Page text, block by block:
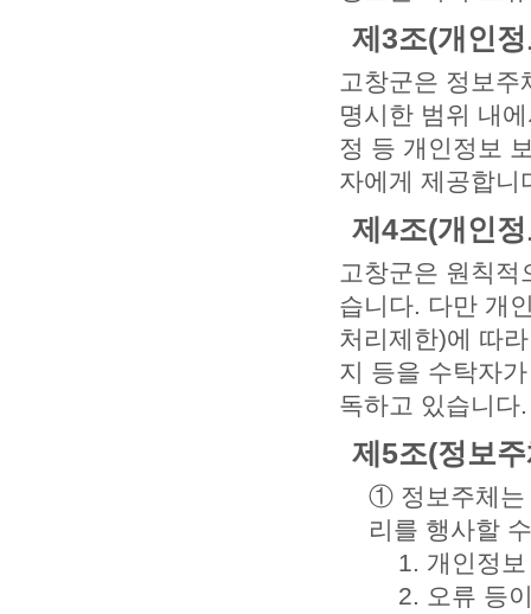
제3조(개인
고창군은 정보
명시한 범위 내
정 등 개인정보
자에게 제공합니
제4조(개인
고창군은 원칙
습니다. 다만 개
처리제한)에 따
지 등을 수탁자
독하고 있습니다.
제5조(정보
① 정보주체는
리를 행사할
1. 개인정
2. 오류 등